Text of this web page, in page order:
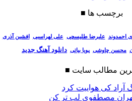
■ برچسب ها
احمدوند علیرضا طلیسچی علی لهراسبی افشین آذری
محسن چاوشی پویا بیاتی دانلود آهنگ جدید
■ مطالب سایت
آراد کی هواییت کرد
مهران مصطفوی لب تر کن